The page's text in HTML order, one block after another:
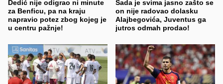
Dedić nije odigrao ni minute
za Benficu, pa na kraju
napravio potez zbog kojeg je
u centru pažnje!
Sada je svima jasno zašto se
on nije radovao dolasku
Alajbegovića, Juventus ga
jutros odmah prodao!